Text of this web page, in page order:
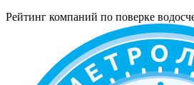
Рейтинг компаний по поверке